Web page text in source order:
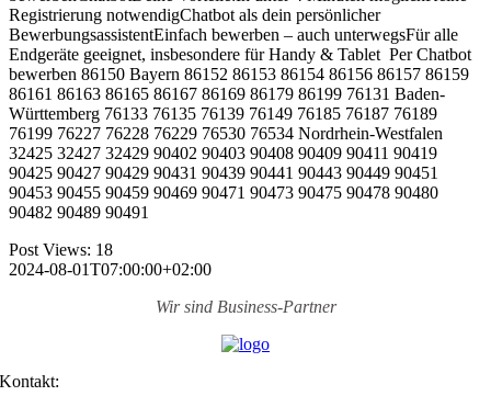
Registrierung notwendigChatbot als dein persönlicher
BewerbungsassistentEinfach bewerben – auch unterwegsFür alle
Endgeräte geeignet, insbesondere für Handy & Tablet Per Chatbot
bewerben 86150 Bayern 86152 86153 86154 86156 86157 86159
86161 86163 86165 86167 86169 86179 86199 76131 Baden-
Württemberg 76133 76135 76139 76149 76185 76187 76189
76199 76227 76228 76229 76530 76534 Nordrhein-Westfalen
32425 32427 32429 90402 90403 90408 90409 90411 90419
90425 90427 90429 90431 90439 90441 90443 90449 90451
90453 90455 90459 90469 90471 90473 90475 90478 90480
90482 90489 90491
Post Views: 18
2024-08-01T07:00:00+02:00
Wir sind Business-Partner
Kontakt: